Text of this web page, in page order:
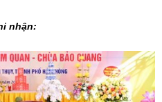
nhận: